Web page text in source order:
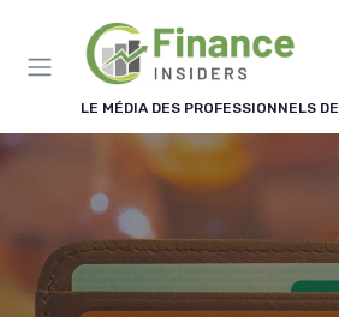
LE MÉDIA DES PROFESSIONNELS